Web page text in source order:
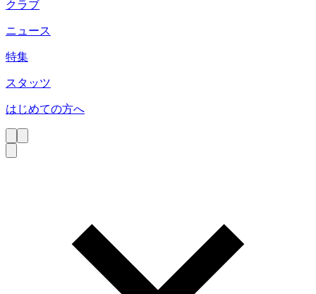
クラブ
ニュース
特集
スタッツ
はじめての方へ